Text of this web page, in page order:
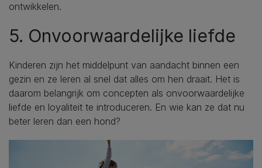
ontwikkelen.
5. Onvoorwaardelijke liefde
Kinderen zijn het middelpunt van aandacht binnen een
gezin en ze leren al snel dat alles om hen draait. Het is
daarom belangrijk om concepten als onvoorwaardelijke
liefde en loyaliteit te introduceren. En wie kan ze dat nu
beter leren dan een hond?